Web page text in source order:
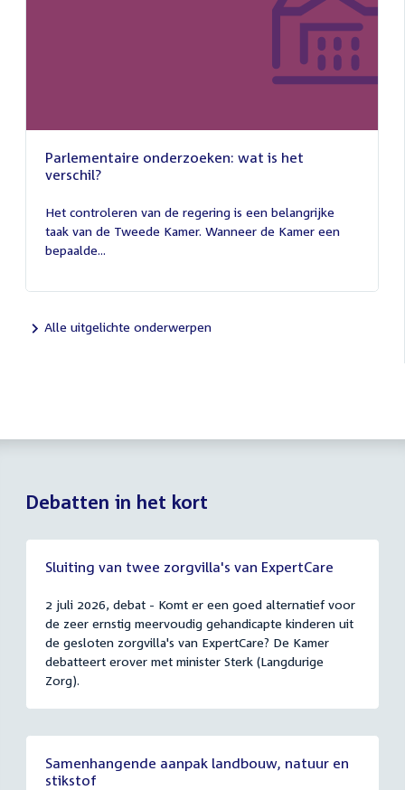
Parlementaire onderzoeken: wat is het
verschil?
juli
2026
Het controleren van de regering is een belangrijke
taak van de Tweede Kamer. Wanneer de Kamer een
bepaalde...
Alle uitgelichte onderwerpen
Debatten in het kort
Sluiting van twee zorgvilla's van ExpertCare
2 juli 2026, debat - Komt er een goed alternatief voor
de zeer ernstig meervoudig gehandicapte kinderen uit
de gesloten zorgvilla's van ExpertCare? De Kamer
debatteert erover met minister Sterk (Langdurige
Zorg).
Samenhangende aanpak landbouw, natuur en
stikstof